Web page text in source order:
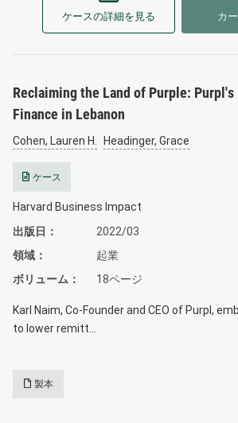
ケースの詳細を見る カ
Reclaiming the Land of Purple:
Finance in Lebanon
Cohen, Lauren H. Headinger, Grace
ケース
Harvard Business Impact
出版日
2022/03
領域
起業
ボリューム
18ページ
Karl Naim, Co-Founder and CEO of Purpl,
to lower remitt…
製本